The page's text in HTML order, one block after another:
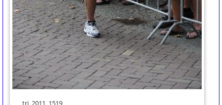
tri_2011_1519